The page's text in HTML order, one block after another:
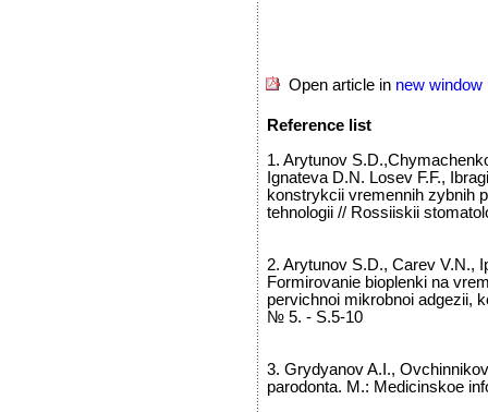
Open article in new window
Reference list
1. Arytunov
Ignateva D.N. Losev F.F.,
konstrykcii vremennih zybnih
tehnologii // Rossiiskii
2. Arytunov S.D., Carev V.N.,
Formirovanie bioplenki na
pervichnoi mikrobnoi adgezii,
№ 5. - S.5-10
3. Grydyanov A.I.,
parodonta. M.: Medicinskoe